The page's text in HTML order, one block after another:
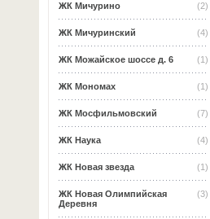
(2)
ЖК Мичурино
(4)
ЖК Мичуринский
(1)
ЖК Можайское шоссе д. 6
(1)
ЖК Мономах
(7)
ЖК Мосфильмовский
(4)
ЖК Наука
(1)
ЖК Новая звезда
(3)
ЖК Новая Олимпийская
Деревня